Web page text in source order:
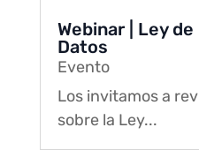
Webinar | Ley
Datos
Evento
Los invitamos a
sobre la Ley...